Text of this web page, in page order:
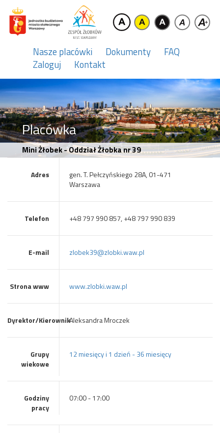
Nasze placówki Dokumenty
FAQ
Zaloguj
Kontakt
Placówka
Mini Żłobek - Oddział Żłobka nr 39
Adres
gen. T. Pełczyńskiego 28A, 01-471
Warszawa
Telefon +48 797 990 857, +48 797 990 839
E-mail zlobek39@zlobki.waw.pl
Strona www www.zlobki.waw.pl
Dyrektor/KierownikAleksandra Mroczek
Grupy
wiekowe
12 miesięcy i 1 dzień - 36 miesięcy
Godziny
pracy
07:00 - 17:00